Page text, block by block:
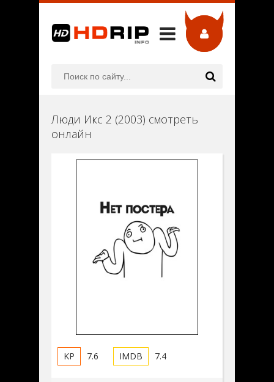
Люди Икс 2 (2003) смотреть
онлайн
7.6 7.4